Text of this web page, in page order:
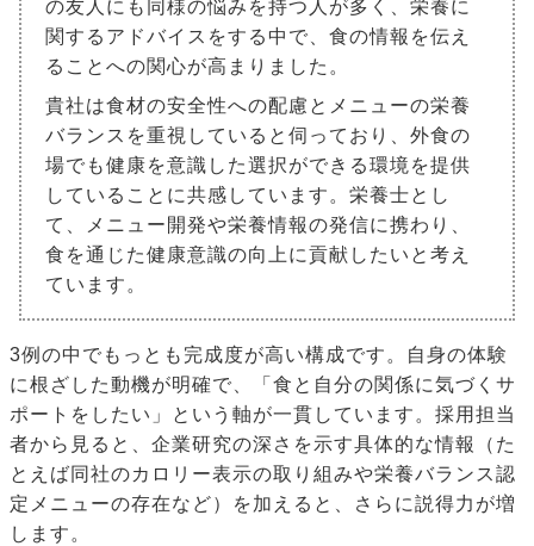
の友人にも同様の悩みを持つ人が多く、栄養に
関するアドバイスをする中で、食の情報を伝え
ることへの関心が高まりました。
貴社は食材の安全性への配慮とメニューの栄養
バランスを重視していると伺っており、外食の
場でも健康を意識した選択ができる環境を提供
していることに共感しています。栄養士とし
て、メニュー開発や栄養情報の発信に携わり、
食を通じた健康意識の向上に貢献したいと考え
ています。
3例の中でもっとも完成度が高い構成です。自身の体験
に根ざした動機が明確で、「食と自分の関係に気づくサ
ポートをしたい」という軸が一貫しています。採用担当
者から見ると、企業研究の深さを示す具体的な情報（た
とえば同社のカロリー表示の取り組みや栄養バランス認
定メニューの存在など）を加えると、さらに説得力が増
します。